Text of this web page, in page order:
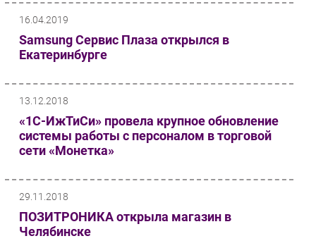
Мероприятия
Проекты
IT класс
Каталог компаний
16.04.2019
Samsung Сервис Плаза открылся в
Екатеринбурге
13.12.2018
«1С-ИжТиСи» провела крупное обновление
системы работы с персоналом в торговой
сети «Монетка»
29.11.2018
ПОЗИТРОНИКА открыла магазин в
Челябинске